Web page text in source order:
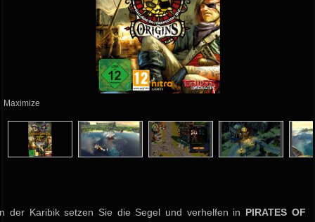
Maximize
der Karibik setzen Sie die Segel und verhelfen in PIRATES OF